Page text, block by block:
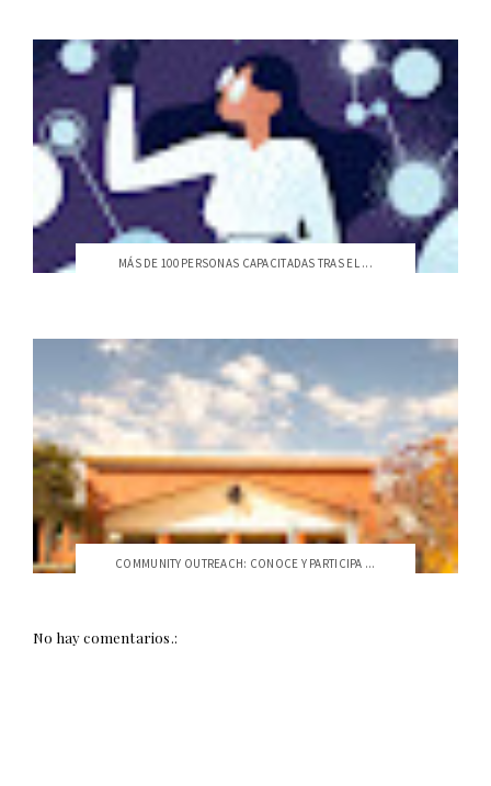
MÁS DE 100 PERSONAS CAPACITADAS TRAS EL ...
COMMUNITY OUTREACH: CONOCE Y PARTICIPA ...
No hay comentarios.: